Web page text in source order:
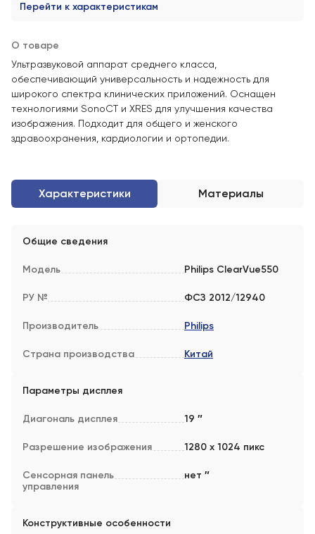
Перейти к характеристикам
О товаре
Ультразвуковой аппарат среднего класса,
обеспечивающий универсальность и надежность для
широкого спектра клинических приложений. Оснащен
технологиями SonoCT и XRES для улучшения качества
изображения. Подходит для общего и женского
здравоохранения, кардиологии и ортопедии.
Характеристики Материалы
Общие сведения
Модель Philips ClearVue550
РУ № ФСЗ 2012/12940
Производитель Philips
Страна производства Китай
Параметры дисплея
Диагональ дисплея 19 ″
Разрешение изображения 1280 х 1024 пикс
Сенсорная панель
управления
нет ″
Конструктивные особенности